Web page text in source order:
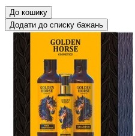
До кошику
Додати до списку бажань